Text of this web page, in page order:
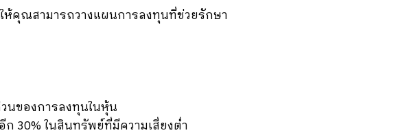
ให้คุณสามารถวางแผนการลงทุนที่ช่วยรักษา
นของการลงทุนในหุ้น
30% ในสินทรัพย์ที่มีความเสี่ยงต่ำ